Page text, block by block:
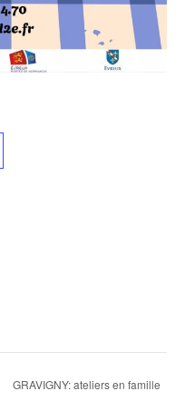
GRAVIGNY: ateliers en famille